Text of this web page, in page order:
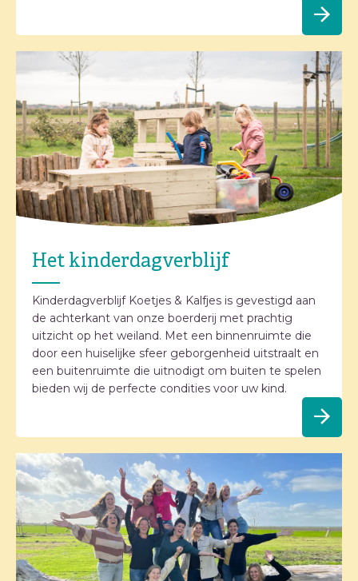
Het kinderdagverblijf
Kinderdagverblijf Koetjes & Kalfjes is gevestigd aan
de achterkant van onze boerderij met prachtig
uitzicht op het weiland. Met een binnenruimte die
door een huiselijke sfeer geborgenheid uitstraalt en
een buitenruimte die uitnodigt om buiten te spelen
bieden wij de perfecte condities voor uw kind.